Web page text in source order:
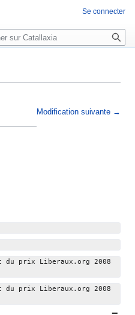
Modification suivante →
du prix Liberaux.org 2008
du prix Liberaux.org 2008
Se connecter